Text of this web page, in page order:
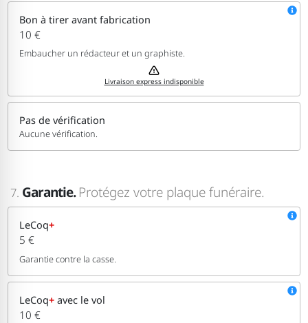
Bon à tirer avant fabrication
10 €
Embaucher un rédacteur et un graphiste.
Livraison express indisponible
Pas de vérification
Aucune vérification.
7. Garantie. Protégez votre plaque funéraire.
LeCoq+
5 €
Garantie contre la casse.
LeCoq+avec le vol
10 €